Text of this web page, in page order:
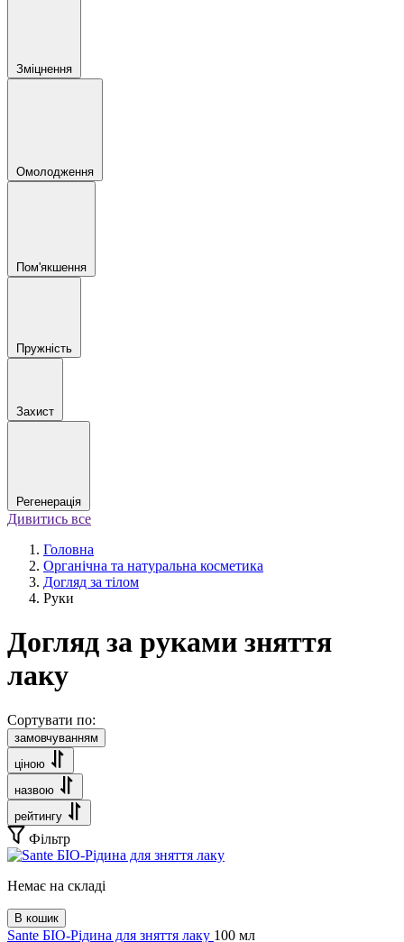
Зміцнення
Омолодження
Пом'якшення
Пружність
Захист
Регенерація
Дивитись все
Головна
Органічна та натуральна косметика
Догляд за тілом
Руки
Догляд за руками зняття
лаку
Сортувати по:
замовчуванням
ціною
назвою
рейтингу
Фільтр
Немає на складі
В кошик
Sante БІО-Рідина для зняття лаку 100 мл